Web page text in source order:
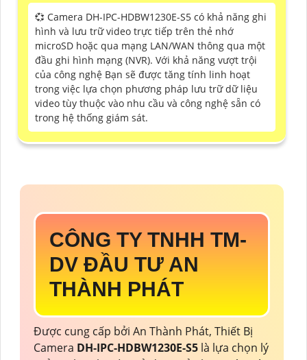
💞 Camera DH-IPC-HDBW1230E-S5 có khả năng ghi
hình và lưu trữ video trực tiếp trên thẻ nhớ
microSD hoặc qua mạng LAN/WAN thông qua một
đầu ghi hình mạng (NVR). Với khả năng vượt trội
của công nghệ Bạn sẽ được tăng tính linh hoạt
trong việc lựa chọn phương pháp lưu trữ dữ liệu
video tùy thuộc vào nhu cầu và công nghệ sẵn có
trong hệ thống giám sát.
CÔNG TY TNHH TM-
DV ĐẦU TƯ AN
THÀNH PHÁT
Được cung cấp bởi An Thành Phát, Thiết Bị
Camera DH-IPC-HDBW1230E-S5 là lựa chọn lý